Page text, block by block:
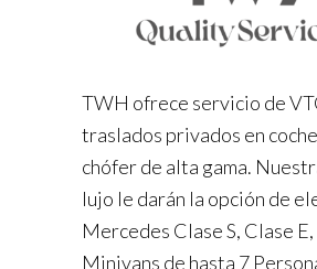
TWH ofrece servicio de
traslados privados en
chófer de alta gama.
lujo le darán la opción de
Mercedes Clase S, Clase
Minivans de hasta 7